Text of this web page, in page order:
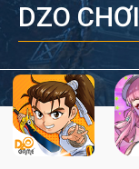
DZO CHƠI